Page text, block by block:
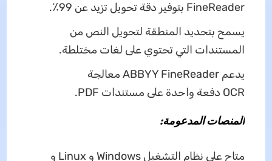
FineReader بتوفير دقة تحويل تزيد عن 99٪.
يسمح بتحديد المنطقة لتحويل النص من
المستندات التي تحتوي على لغات مختلطة.
يدعم ABBYY FineReader معالجة
OCR دفعة واحدة على مستندات PDF.
المنصات المدعومة:
متاح على نظام التشغيل Windows و Linux و